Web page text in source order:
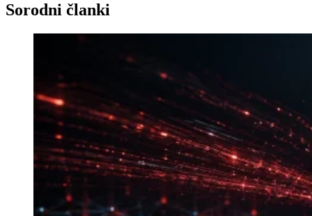
Sorodni članki